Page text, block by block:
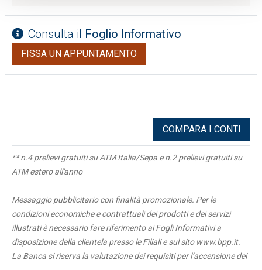
Consulta il Foglio Informativo
FISSA UN APPUNTAMENTO
COMPARA I CONTI
** n.4 prelievi gratuiti su ATM Italia/Sepa e n.2 prelievi gratuiti su
ATM estero all'anno
Messaggio pubblicitario con finalità promozionale. Per le
condizioni economiche e contrattuali dei prodotti e dei servizi
illustrati è necessario fare riferimento ai Fogli Informativi a
disposizione della clientela presso le Filiali e sul sito www.bpp.it.
La Banca si riserva la valutazione dei requisiti per l’accensione dei